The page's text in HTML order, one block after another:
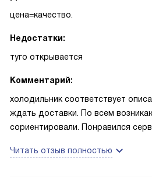
цена=качество.
Недостатки:
туго открывается
Комментарий:
холодильник соответствует
ждать доставки. По всем
сориентировали. Понравился
отвечают.
Читать отзыв полностью